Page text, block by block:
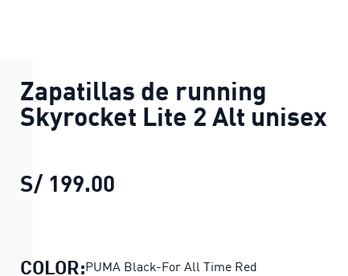
Zapatillas de running
Skyrocket Lite 2 Alt unisex
S/ 199.00
COLOR:PUMA Black-For All Time Red